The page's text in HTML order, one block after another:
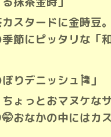
スタードに金時豆
節にピッタリな 「
りデニッシュ🎏」
ょっとおマヌケな
おなかの中にはカ